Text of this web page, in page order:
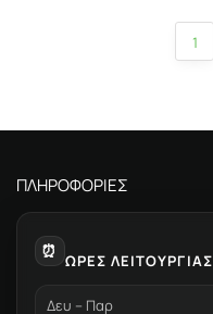
1
ΠΛΗΡΟΦΟΡΙΕΣ
⏰ ΩΡΕΣ ΛΕΙΤΟΥΡΓΙΑΣ
Δευ – Παρ